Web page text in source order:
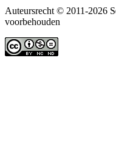
Auteursrecht © 2011-2026
voorbehouden